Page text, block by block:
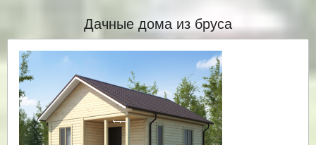
Дачные дома из бруса